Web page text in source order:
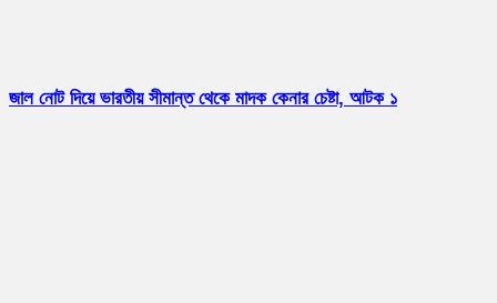
জাল নোট দিয়ে ভারতীয় সীমান্ত থেকে মাদক কেনার চেষ্টা, আটক ১